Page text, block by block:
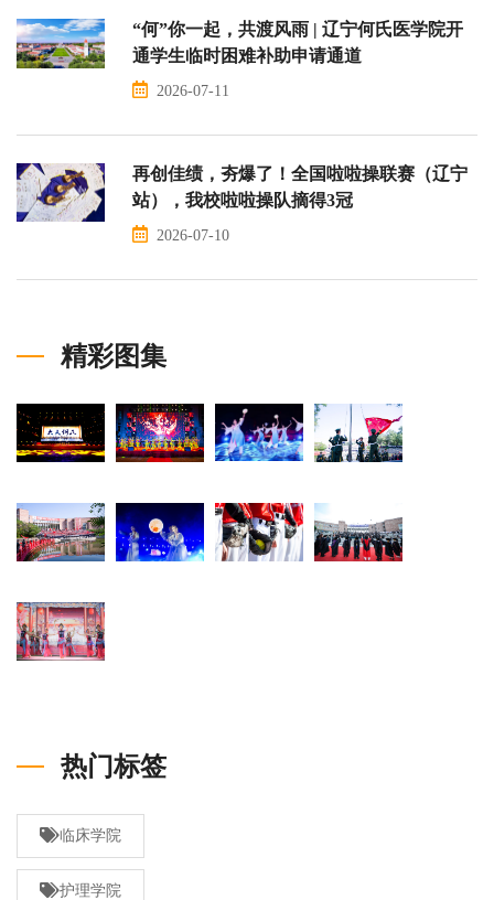
“何”你一起，共渡风雨 | 辽宁何氏医学院开
通学生临时困难补助申请通道
2026-07-11
再创佳绩，夯爆了！全国啦啦操联赛（辽宁
站），我校啦啦操队摘得3冠
2026-07-10
精彩图集
热门标签
临床学院
护理学院